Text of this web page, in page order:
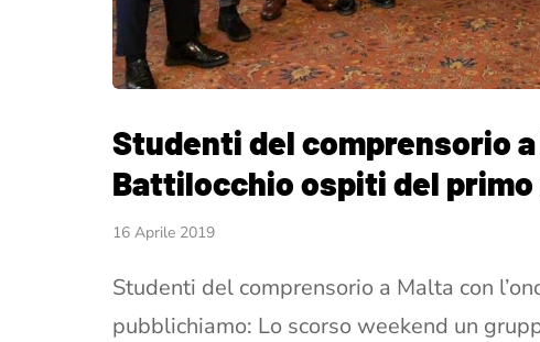
Studenti del comprensorio
Battilocchio ospiti del
16 Aprile 2019
Studenti del comprensorio a Malta con
pubblichiamo: Lo scorso weekend un